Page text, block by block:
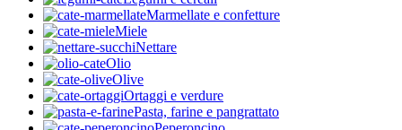
Marmellate e confetture
Miele
Nettare
Olio
Olive
Ortaggi e verdure
Pasta, farine e pangrattato